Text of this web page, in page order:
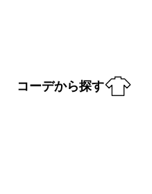
コーデから探す